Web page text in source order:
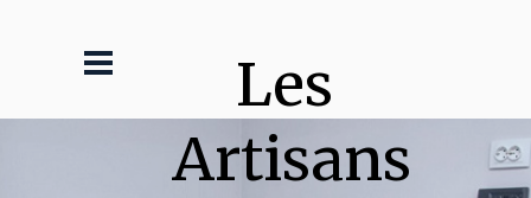
Les
Artisans